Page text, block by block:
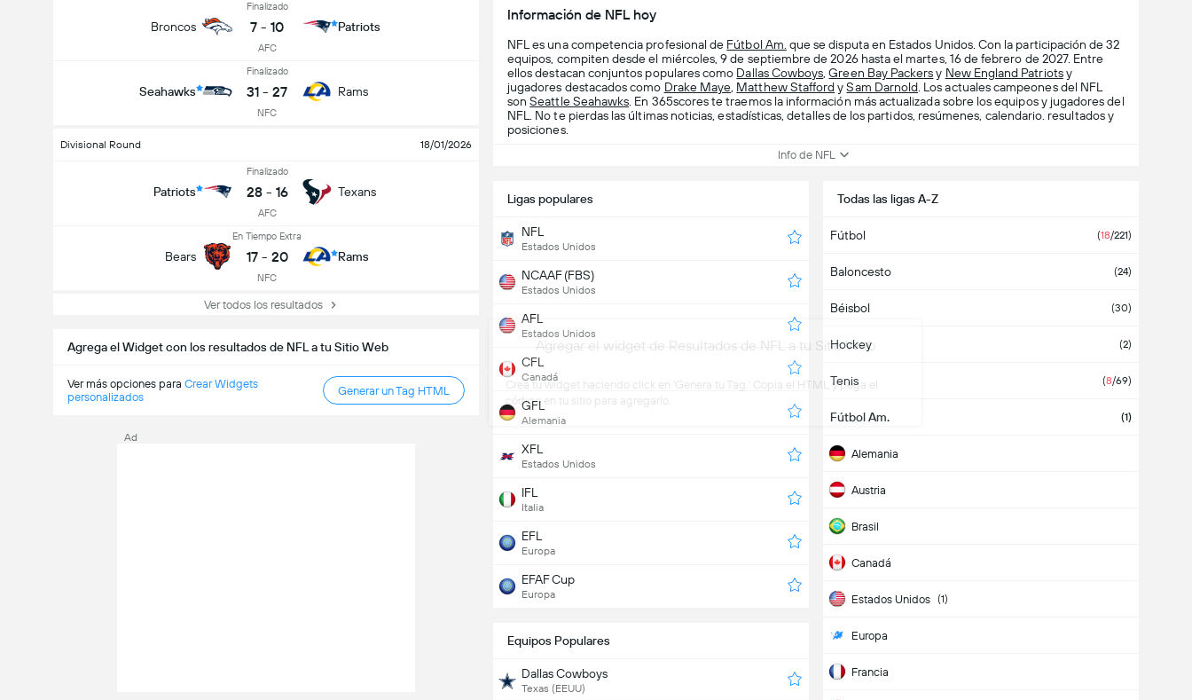
Broncos
Finalizado
7 - 10
AFC
Patriots
Seahawks
Finalizado
31 - 27
NFC
Rams
Divisional Round 18/01/2026
Patriots
Finalizado
28 - 16
AFC
Texans
Bears
En Tiempo Extra
17 - 20
NFC
Rams
Ver todos los resultados
Agrega el Widget con los resultados de NFL a tu Sitio Web
Ver más opciones para Crear Widgets
personalizados
Generar un Tag HTML
Ad
Información de NFL hoy
NFL es una competencia profesional de Fútbol Am. que se disputa en Estados Unidos. Con la participación de 32
equipos, compiten desde el miércoles, 9 de septiembre de 2026 hasta el martes, 16 de febrero de 2027. Entre
ellos destacan conjuntos populares como Dallas Cowboys ,Green Bay Packersy New England Patriotsy
jugadores destacados como Drake Maye Matthew StaffordySam Darnold . Los actuales campeones del NFL
sonSeattle Seahawks . En 365scores te traemos la información más actualizada sobre los equipos y jugadores del
NFL. No te pierdas las últimas noticias, estadísticas, detalles de los partidos, resúmenes, calendario. resultados y
posiciones.
Info de NFL
Ligas populares
NFL
Estados Unidos
NCAAF (FBS)
Estados Unidos
AFL
Estados Unidos
CFL
Canadá
GFL
Alemania
XFL
Estados Unidos
IFL
Italia
EFL
Europa
EFAF Cup
Europa
Todas las ligas A-Z
Fútbol (18/221)
Baloncesto (24)
Béisbol (30)
Hockey (2)
Tenis (8/69)
Fútbol Am. (1)
Alemania
Austria
Brasil
Canadá
Estados Unidos (1)
Europa
Francia
Equipos Populares
Dallas Cowboys
Texas (EEUU)
Agregar el widget de Resultados de NFL a tu Sitio Web
Crea tu widget haciendo click en 'Genera tu Tag.' Copia el HTML y pega el
código en tu sitio para agregarlo.